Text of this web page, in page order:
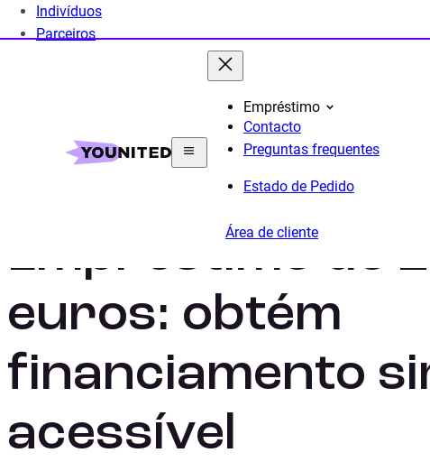
Indivíduos
Parceiros
Empréstimo
Contacto
Preguntas frequentes
Estado de Pedido
Área de cliente
Simulador
Empréstimo de
euros: obtém
financiamento
acessível